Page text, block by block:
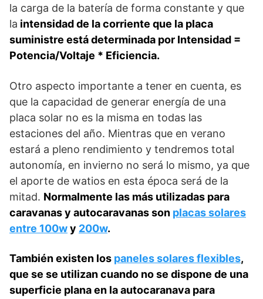
la carga de la batería de forma constante y que
la intensidad de la corriente que la placa
suministre está determinada por Intensidad =
Potencia/Voltaje * Eficiencia.
Otro aspecto importante a tener en cuenta, es
que la capacidad de generar energía de una
placa solar no es la misma en todas las
estaciones del año. Mientras que en verano
estará a pleno rendimiento y tendremos total
autonomía, en invierno no será lo mismo, ya que
el aporte de watios en esta época será de la
mitad. Normalmente las más utilizadas para
caravanas y autocaravanas son placas solares
entre 100wy 200w.
También existen los paneles solares flexibles,
que se se utilizan cuando no se dispone de una
superficie plana en la autocaranava para